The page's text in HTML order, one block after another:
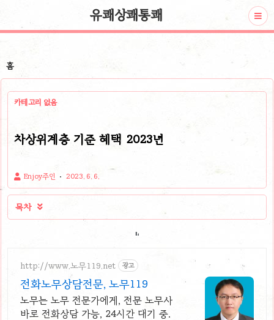
유쾌상쾌통쾌
홈
카테고리 없음
차상위계층 기준 혜택 2023년
Enjoy주인 2023. 6. 6.
목차 
http://www.노무119.net 광고
전화노무상담전문, 노무119
노무는 노무 전문가에게, 전문 노무사
바로 전화상담 가능, 24시간 대기 중.